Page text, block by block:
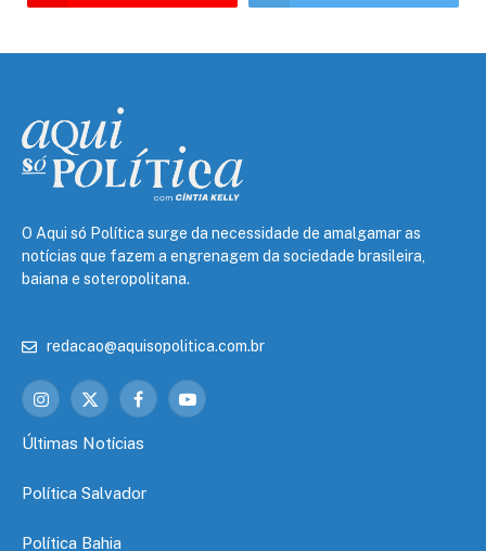
O Aqui só Política surge da necessidade de amalgamar as
notícias que fazem a engrenagem da sociedade brasileira,
baiana e soteropolitana.
redacao@aquisopolitica.com.br
Instagram
X
FacebookYouTube
Últimas Notícias
Política Salvador
Política Bahia